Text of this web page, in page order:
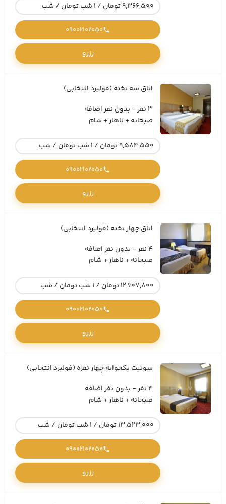
9,366,500 تومان / 1 شب تومان / شب
09002102050
رزرو
اتاق سه تخته (فولبرد انتخابی)
3 نفر - بدون نفر اضافه
صبحانه + ناهار + شام
9,584,550 تومان / 1 شب تومان / شب
09002102050
رزرو
اتاق چهار تخته (فولبرد انتخابی)
4 نفر - بدون نفر اضافه
صبحانه + ناهار + شام
12,607,800 تومان / 1 شب تومان / شب
09002102050
رزرو
سوئیت یکخوابه چهار نفره (فولبرد انتخابی)
4 نفر - بدون نفر اضافه
صبحانه + ناهار + شام
13,523,000 تومان / 1 شب تومان / شب
09002102050
رزرو